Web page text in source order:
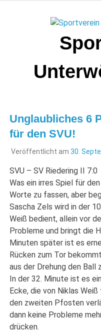
Unglaubliches 6
für den SVU!
Veröffentlicht am 30.
SVU – SV Riedering II 7:0
Was ein irres Spiel für
Worte zu fassen, aber
Sascha Zels wird in der
Weiß bedient, allein vor
Probleme und bringt die
Minuten später ist es
Rücken zum Tor
aus der Drehung den Ball
In der 32. Minute ist es
Ecke, die von Niklas
den zweiten Pfosten
dann keine Probleme
drücken.